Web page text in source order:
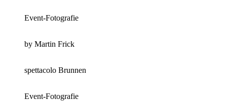
Event-Fotografie
by Martin Frick
spettacolo Brunnen
Event-Fotografie